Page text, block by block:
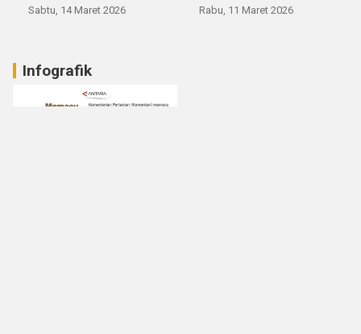
Sabtu, 14 Maret 2026 Rabu, 11 Maret 2026
Infografik